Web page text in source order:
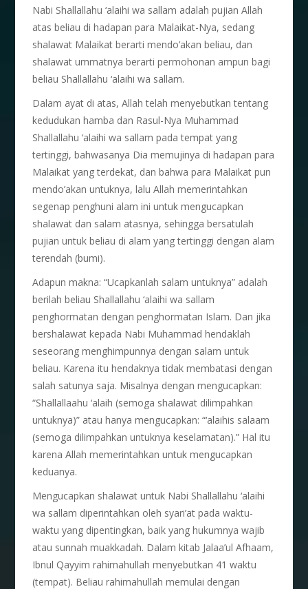
Nabi Shallallahu ‘alaihi wa sallam adalah pujian Allah
atas beliau di hadapan para Malaikat-Nya, sedang
shalawat Malaikat berarti mendo’akan beliau, dan
shalawat ummatnya berarti permohonan ampun bagi
beliau Shallallahu ‘alaihi wa sallam.
Dalam ayat di atas, Allah telah menyebutkan tentang
kedudukan hamba dan Rasul-Nya Muhammad
Shallallahu ‘alaihi wa sallam pada tempat yang
tertinggi, bahwasanya Dia memujinya di hadapan para
Malaikat yang terdekat, dan bahwa para Malaikat pun
mendo’akan untuknya, lalu Allah memerintahkan
segenap penghuni alam ini untuk mengucapkan
shalawat dan salam atasnya, sehingga bersatulah
pujian untuk beliau di alam yang tertinggi dengan alam
terendah (bumi).
Adapun makna: “Ucapkanlah salam untuknya” adalah
berilah beliau Shallallahu ‘alaihi wa sallam
penghormatan dengan penghormatan Islam. Dan jika
bershalawat kepada Nabi Muhammad hendaklah
seseorang menghimpunnya dengan salam untuk
beliau. Karena itu hendaknya tidak membatasi dengan
salah satunya saja. Misalnya dengan mengucapkan:
“Shallallaahu ‘alaih (semoga shalawat dilimpahkan
untuknya)” atau hanya mengucapkan: “‘alaihis salaam
(semoga dilimpahkan untuknya keselamatan).” Hal itu
karena Allah memerintahkan untuk mengucapkan
keduanya.
Mengucapkan shalawat untuk Nabi Shallallahu ‘alaihi
wa sallam diperintahkan oleh syari’at pada waktu-
waktu yang dipentingkan, baik yang hukumnya wajib
atau sunnah muakkadah. Dalam kitab Jalaa’ul Afhaam,
Ibnul Qayyim rahimahullah menyebutkan 41 waktu
(tempat). Beliau rahimahullah memulai dengan